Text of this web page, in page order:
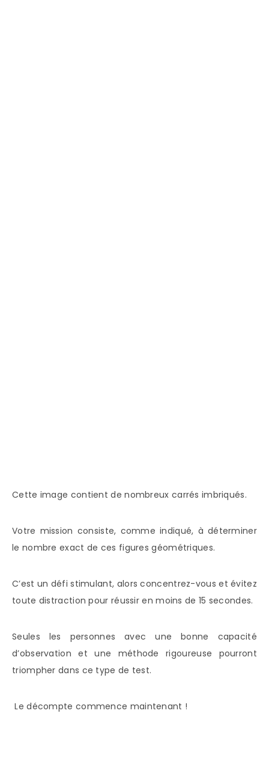
Cette image contient de nombreux carrés imbriqués.
Votre mission consiste, comme indiqué, à déterminer
le nombre exact de ces figures géométriques.
C’est un défi stimulant, alors concentrez-vous et évitez
toute distraction pour réussir en moins de 15 secondes.
Seules les personnes avec une bonne capacité
d’observation et une méthode rigoureuse pourront
triompher dans ce type de test.
Le décompte commence maintenant !